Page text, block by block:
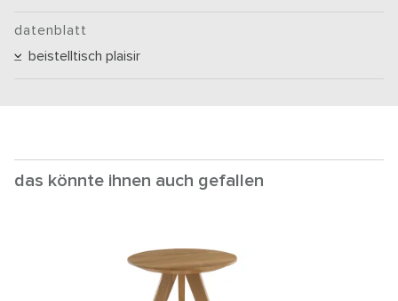
datenblatt
beistelltisch plaisir
das könnte ihnen auch gefallen